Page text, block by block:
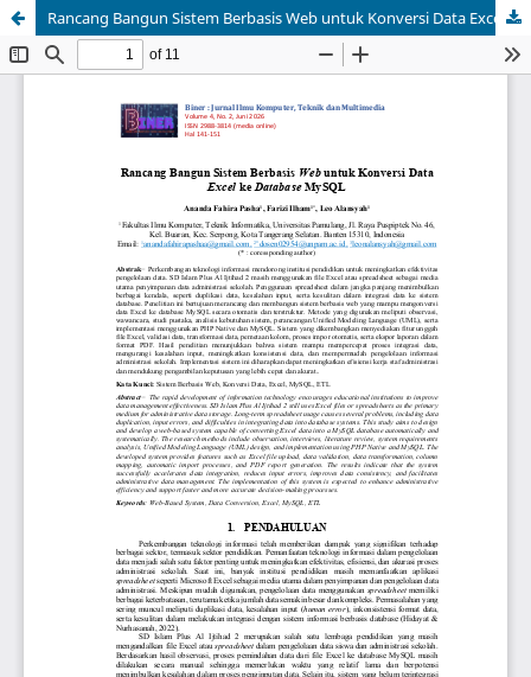
Rancang Bangun Sistem Berbasis Web untuk Konversi Data Excel ke Database MySQL